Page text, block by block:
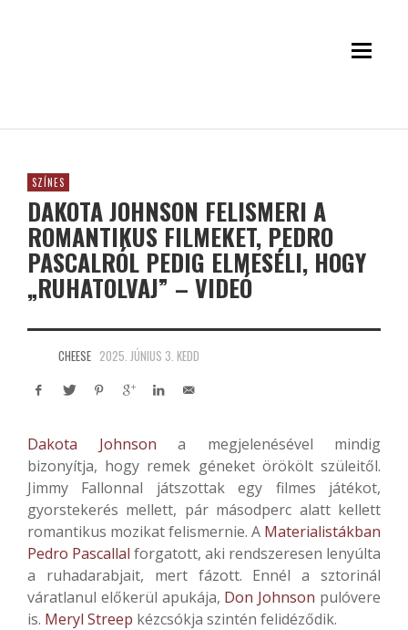
SZÍNES
DAKOTA JOHNSON FELISMERI A
ROMANTIKUS FILMEKET, PEDRO
PASCALRÓL PEDIG ELMESÉLI, HOGY
„RUHATOLVAJ” – VIDEÓ
CHEESE 2025. JÚNIUS 3. KEDD
Dakota Johnson a megjelenésével mindig
bizonyítja, hogy remek géneket örökölt szüleitől.
Jimmy Fallonnal játszottak egy filmes játékot,
gyorstekerés mellett, pár másodperc alatt kellett
romantikus mozikat felismernie. A Materialistákban
Pedro Pascallal forgatott, aki rendszeresen lenyúlta
a ruhadarabjait, mert fázott. Ennél a sztorinál
váratlanul előkerül apukája, Don Johnson pulóvere
is. Meryl Streep kézcsókja szintén felidéződik.